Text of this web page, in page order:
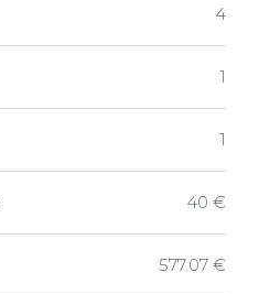
4
1
1
40 €
577.07 €